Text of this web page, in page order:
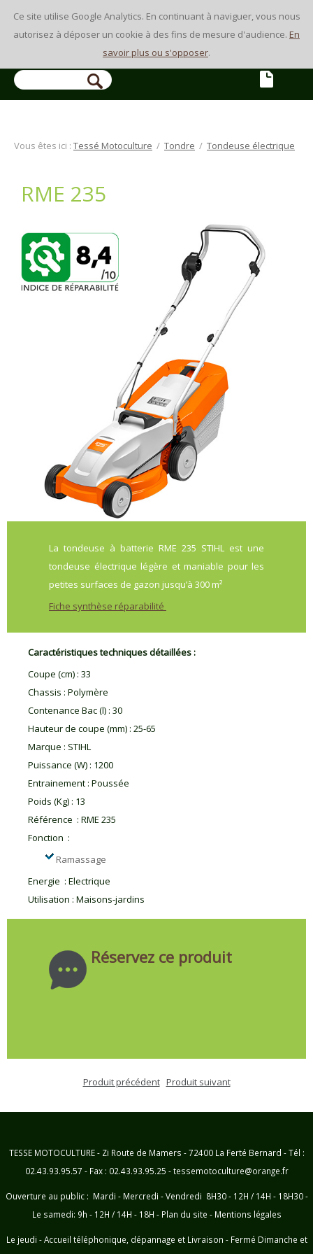
Ce site utilise Google Analytics. En continuant à naviguer, vous nous
autorisez à déposer un cookie à des fins de mesure d'audience. En
savoir plus ou s'opposer.
Vous êtes ici : Tessé Motoculture / Tondre / Tondeuse électrique
RME 235
La tondeuse à batterie RME 235 STIHL est une
tondeuse électrique légère et maniable pour les
petites surfaces de gazon jusqu’à 300 m²
Fiche synthèse réparabilité
Caractéristiques techniques détaillées :
Coupe (cm) : 33
Chassis : Polymère
Contenance Bac (l) : 30
Hauteur de coupe (mm) : 25-65
Marque : STIHL
Puissance (W) : 1200
Entrainement : Poussée
Poids (Kg) : 13
Référence : RME 235
Fonction :
Ramassage
Energie : Electrique
Utilisation : Maisons-jardins
Réservez ce produit
Produit précédent Produit suivant
TESSE MOTOCULTURE - Zi Route de Mamers - 72400 La Ferté Bernard - Tél :
02.43.93.95.57 - Fax : 02.43.93.95.25 - tessemotoculture@orange.fr
Ouverture au public : Mardi - Mercredi - Vendredi 8H30 - 12H / 14H - 18H30 -
Le samedi: 9h - 12H / 14H - 18H - Plan du site - Mentions légales
Le jeudi - Accueil téléphonique, dépannage et Livraison - Fermé Dimanche et